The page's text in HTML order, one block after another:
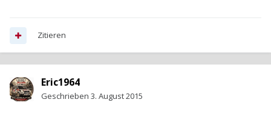
Zitieren
Eric1964
Geschrieben 3. August 2015